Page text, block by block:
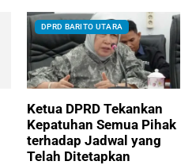
DPRD BARITO UTARA
Ketua DPRD Tekankan
Kepatuhan Semua Pihak
terhadap Jadwal yang
Telah Ditetapkan